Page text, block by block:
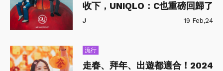
收下，UNIQLO：C也重磅回歸了
J 19 Feb,24
流行
走春、拜年、出遊都適合！2024